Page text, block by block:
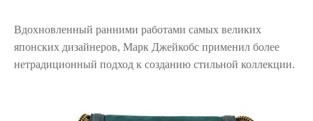
Вдохновленный ранними работами самых великих
японских дизайнеров, Марк Джейкобс применил более
нетрадиционный подход к созданию стильной коллекции.